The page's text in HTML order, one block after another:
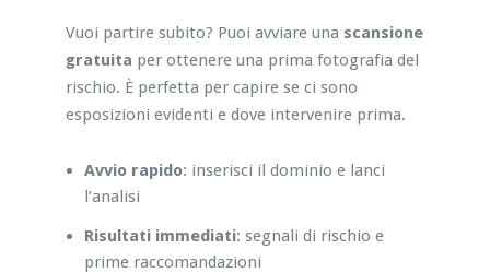
Vuoi partire subito? Puoi avviare una scansione
gratuita per ottenere una prima fotografia del
rischio. È perfetta per capire se ci sono
esposizioni evidenti e dove intervenire prima.
Avvio rapido: inserisci il dominio e lanci
l’analisi
Risultati immediati: segnali di rischio e
prime raccomandazioni